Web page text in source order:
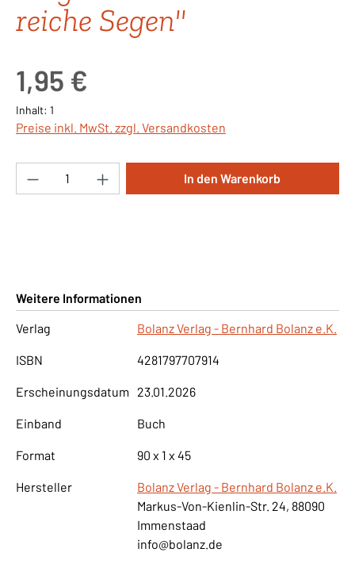
reiche Segen"
1,95 €
Inhalt: 1
Preise inkl. MwSt. zzgl. Versandkosten
Produkt Anzahl: Gib den gewünschten
In den Warenkorb
Weitere Informationen
Verlag
Bolanz Verlag - Bernhard Bolanz e.K.
ISBN 4281797707914
Erscheinungsdatum 23.01.2026
Einband Buch
Format 90 x 1 x 45
Hersteller
Bolanz Verlag - Bernhard Bolanz e.K.
Markus-Von-Kienlin-Str. 24, 88090
Immenstaad
info@bolanz.de